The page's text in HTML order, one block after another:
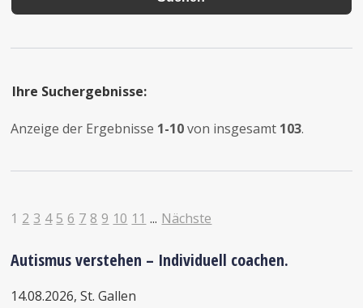
Ihre Suchergebnisse:
Anzeige der Ergebnisse 1-10von insgesamt 103.
1 2 3 4 5 6 7 8 9 10 11 ... Nächste
Autismus verstehen – Individuell coachen.
14.08.2026, St. Gallen